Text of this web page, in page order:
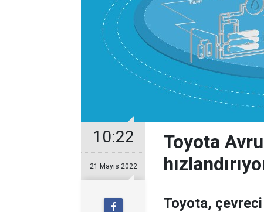
10:22
21 Mayıs 2022
Toyota
Toyota,